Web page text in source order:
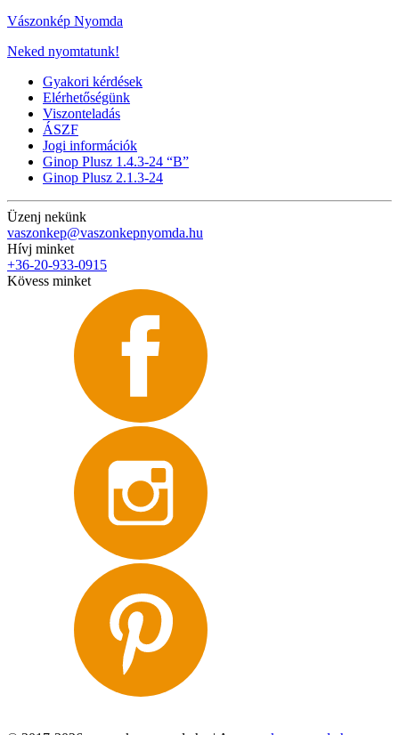
Vászonkép Nyomda
Neked nyomtatunk!
Gyakori kérdések
Elérhetőségünk
Viszonteladás
ÁSZF
Jogi információk
Ginop Plusz 1.4.3-24 “B”
Ginop Plusz 2.1.3-24
Üzenj nekünk
vaszonkep@vaszonkepnyomda.hu
Hívj minket
+36-20-933-0915
Kövess minket